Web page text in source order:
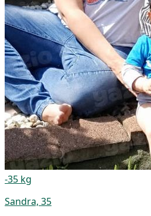
-35 kg
Sandra, 35